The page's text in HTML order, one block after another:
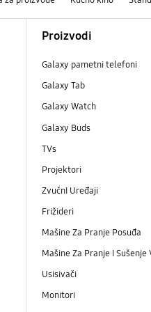
Proizvodi
Galaxy pametni telefoni
Galaxy Tab
Galaxy Watch
Galaxy Buds
TVs
Projektori
ZvučnI Uređaji
Frižideri
Mašine Za Pranje Posuđa
Mašine Za Pranje I Sušenje
Usisivači
Monitori